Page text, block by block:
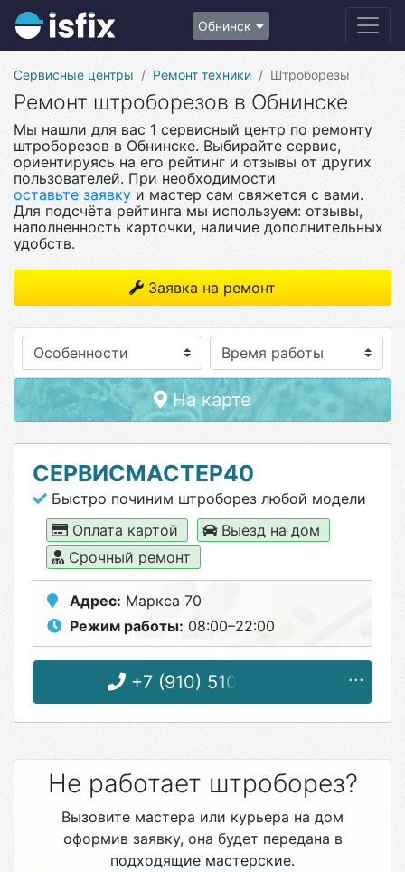
Обнинск
Сервисные центры Ремонт техники Штроборезы
Ремонт штроборезов в Обнинске
Мы нашли для вас 1 сервисный центр по ремонту
штроборезов в Обнинске. Выбирайте сервис,
ориентируясь на его рейтинг и отзывы от других
пользователей. При необходимости
оставьте заявку и мастер сам свяжется с вами.
Для подсчёта рейтинга мы используем: отзывы,
наполненность карточки, наличие дополнительных
удобств.
Заявка на ремонт
Особенности
На карте
СЕРВИСМАСТЕР40
Быстро починим штроборез любой модели
Оплата картой
Выезд на дом
Срочный ремонт
Адрес: Маркса 70
Режим работы: 08:00–22:00
+7 (910) 510-29-04
Не работает штроборез?
Вызовите мастера или курьера на дом
оформив заявку, она будет передана в
подходящие мастерские.